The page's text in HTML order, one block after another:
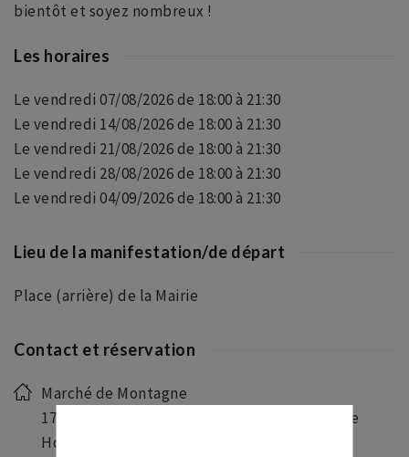
bientôt et soyez nombreux !
Les horaires
Le vendredi 07/08/2026 de 18:00 à 21:30
Le vendredi 14/08/2026 de 18:00 à 21:30
Le vendredi 21/08/2026 de 18:00 à 21:30
Le vendredi 28/08/2026 de 18:00 à 21:30
Le vendredi 04/09/2026 de 18:00 à 21:30
Lieu de la manifestation/de départ
Place (arrière) de la Mairie
Contact et réservation
Marché de Montagne
17a rue prinicpale, Espace des fêtes, 67140 Le
Hohwald